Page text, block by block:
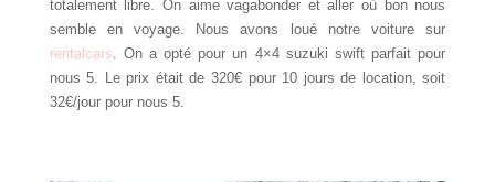
totalement libre. On aime vagabonder et aller où bon nous
semble en voyage. Nous avons loué notre voiture sur
rentalcars. On a opté pour un 4×4 suzuki swift parfait pour
nous 5. Le prix était de 320€ pour 10 jours de location, soit
32€/jour pour nous 5.